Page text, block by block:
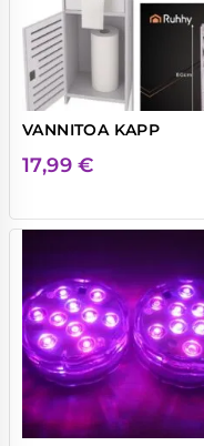
VANNITOA KAPP
17,99€